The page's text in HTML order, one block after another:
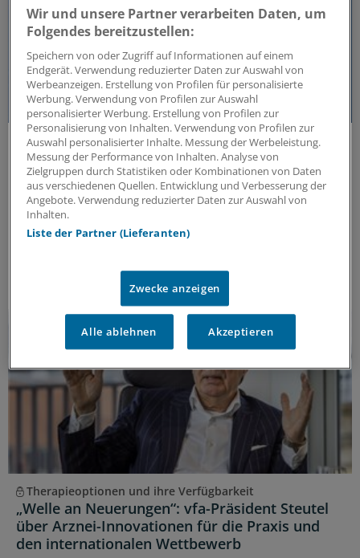
50 Jahre Jung-Preis
Freiheit als Voraussetzung für medizinischen
Fortschritt
Seit 50 Jahren zeichnet die Jung-Stiftung Forschung
aus, die neue Wege in der Medizin eröffnet. Warum
wissenschaftliche Freiheit eine zentrale Rolle spielt –
Jung-Stiftung für Wissenschaft und Forschung
Therapieoptionen und ihre Verfügbarkeit
„Welle an Neuerungen“: vfa-Präsident Steutel
über Arznei-Innovationen für die Praxis und
den internationalen Wettbewerb
Wir und unsere Partner verarbeiten Daten, um
Folgendes bereitzustellen:
Speichern von oder Zugriff auf Informationen auf einem
Endgerät. Verwendung reduzierter Daten zur Auswahl von
Werbeanzeigen. Erstellung von Profilen für personalisierte
Werbung. Verwendung von Profilen zur Auswahl
personalisierter Werbung. Erstellung von Profilen zur
Personalisierung von Inhalten. Verwendung von Profilen zur
Auswahl personalisierter Inhalte. Messung der Werbeleistung.
Messung der Performance von Inhalten. Analyse von
Zielgruppen durch Statistiken oder Kombinationen von Daten
aus verschiedenen Quellen. Entwicklung und Verbesserung der
Angebote. Verwendung reduzierter Daten zur Auswahl von
Inhalten.
Liste der Partner (Lieferanten)
Zwecke anzeigen
Alle ablehnen Akzeptieren